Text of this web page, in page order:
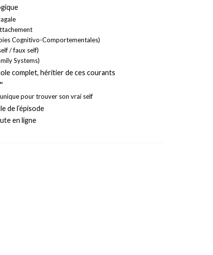
Cognitivo-Comportementales)
/ faux self)
Systems)
complet, héritier de ces courants
pour trouver son vrai self
de l’épisode
en ligne